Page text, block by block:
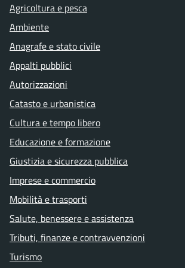
Agricoltura e pesca
Ambiente
Anagrafe e stato civile
Appalti pubblici
Autorizzazioni
Catasto e urbanistica
Cultura e tempo libero
Educazione e formazione
Giustizia e sicurezza pubblica
Imprese e commercio
Mobilità e trasporti
Salute, benessere e assistenza
Tributi, finanze e contravvenzioni
Turismo